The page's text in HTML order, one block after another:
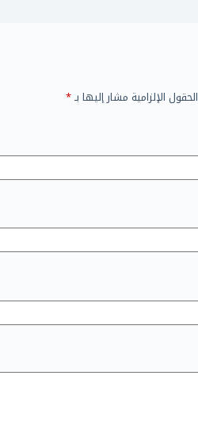
الحقول الإلزامية مشار إليها بـ*